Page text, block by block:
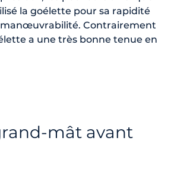
la goélette pour sa rapidité
manœuvrabilité. Contrairement
a une très bonne tenue en
mât avant